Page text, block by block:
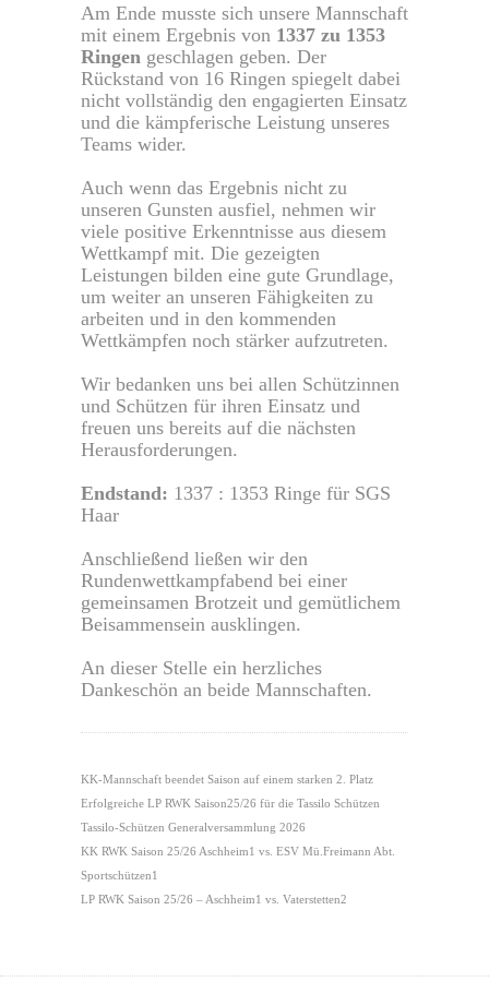
Am Ende musste sich unsere Mannschaft
mit einem Ergebnis von 1337 zu 1353
Ringen geschlagen geben. Der
Rückstand von 16 Ringen spiegelt dabei
nicht vollständig den engagierten Einsatz
und die kämpferische Leistung unseres
Teams wider.
Auch wenn das Ergebnis nicht zu
unseren Gunsten ausfiel, nehmen wir
viele positive Erkenntnisse aus diesem
Wettkampf mit. Die gezeigten
Leistungen bilden eine gute Grundlage,
um weiter an unseren Fähigkeiten zu
arbeiten und in den kommenden
Wettkämpfen noch stärker aufzutreten.
Wir bedanken uns bei allen Schützinnen
und Schützen für ihren Einsatz und
freuen uns bereits auf die nächsten
Herausforderungen.
Endstand: 1337 : 1353 Ringe für SGS
Haar
Anschließend ließen wir den
Rundenwettkampfabend bei einer
gemeinsamen Brotzeit und gemütlichem
Beisammensein ausklingen.
An dieser Stelle ein herzliches
Dankeschön an beide Mannschaften.
KK-Mannschaft beendet Saison auf einem starken 2. Platz
Erfolgreiche LP RWK Saison25/26 für die Tassilo Schützen
Tassilo-Schützen Generalversammlung 2026
KK RWK Saison 25/26 Aschheim1 vs. ESV Mü.Freimann Abt.
Sportschützen1
LP RWK Saison 25/26 – Aschheim1 vs. Vaterstetten2